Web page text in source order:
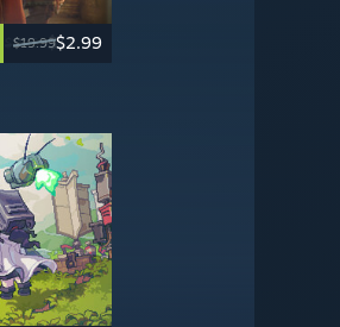
$19.99$2.99
$19.99$11.99
$49.99$2.49
$49.99$24.99
$69.99$27.99
$24.99$19.99